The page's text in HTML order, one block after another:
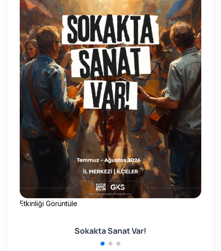
Etkinliği Görüntüle
Sokakta Sanat Var!